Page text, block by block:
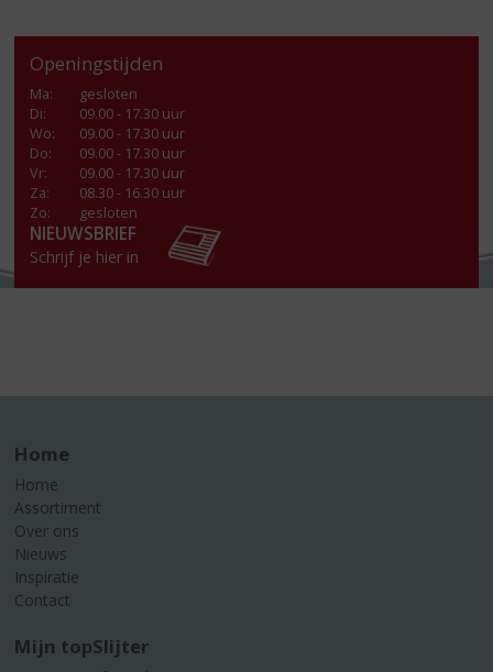
Openingstijden
Ma:
gesloten
Di:
09.00 - 17.30 uur
Wo:
09.00 - 17.30 uur
Do:
09.00 - 17.30 uur
Vr:
09.00 - 17.30 uur
Za:
08.30 - 16.30 uur
Zo:
gesloten
NIEUWSBRIEF
Schrijf je hier in
Home
Home
Assortiment
Over ons
Nieuws
Inspiratie
Contact
Mijn topSlijter